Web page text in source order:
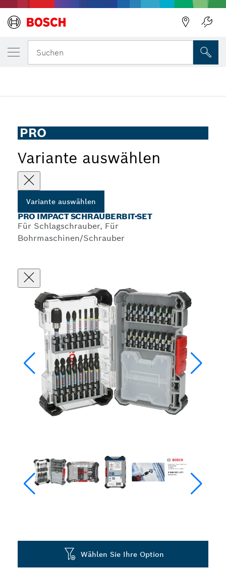
Suchen
PRO
Variante auswählen
Variante auswählen
PRO IMPACT SCHRAUBERBIT-SET
Für Schlagschrauber, Für
Bohrmaschinen/Schrauber
Wählen Sie Ihre Option
DEINE AUSGEWÄHLTE VARIANTE
PRO Impact Schrauberbit-Set